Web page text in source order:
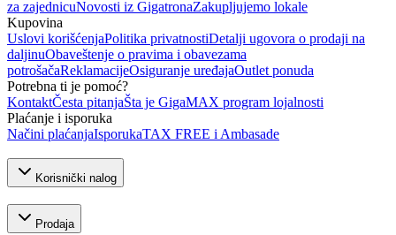
za zajednicuNovosti iz GigatronaZakupljujemo lokale
Kupovina
Uslovi korišćenjaPolitika privatnostiDetalji ugovora o prodaji na
daljinuObaveštenje o pravima i obavezama
potrošačaReklamacijeOsiguranje uređajaOutlet ponuda
Potrebna ti je pomoć?
KontaktČesta pitanjaŠta je GigaMAX program lojalnosti
Plaćanje i isporuka
Načini plaćanjaIsporukaTAX FREE i Ambasade
Korisnički nalog
Prodaja